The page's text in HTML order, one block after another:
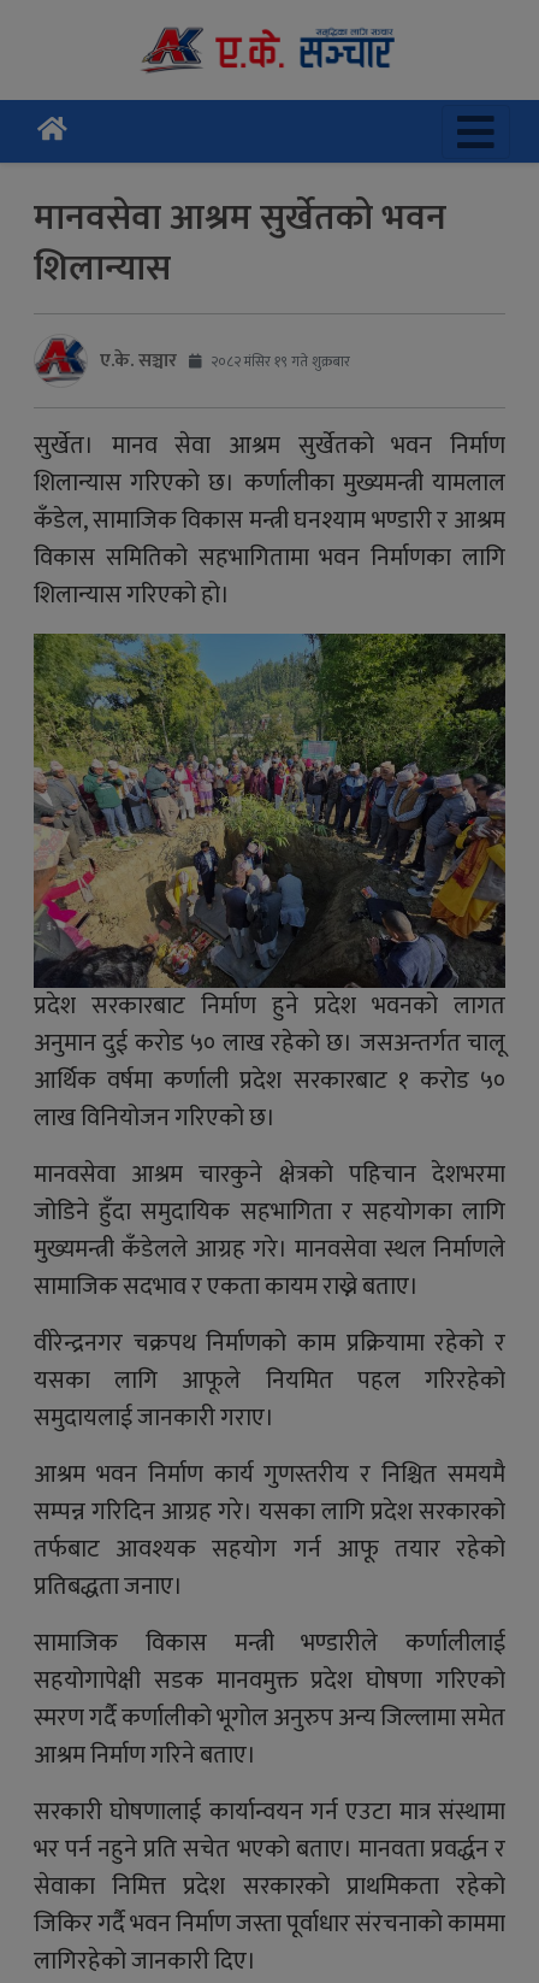
मानवसेवा आश्रम सुर्खेतको भवन
शिलान्यास
ए.के. सञ्चार २०८२ मंसिर १९ गते शुक्रबार
सुर्खेत। मानव सेवा आश्रम सुर्खेतको भवन निर्माण
शिलान्यास गरिएको छ। कर्णालीका मुख्यमन्त्री यामलाल
कँडेल, सामाजिक विकास मन्त्री घनश्याम भण्डारी र आश्रम
विकास समितिको सहभागितामा भवन निर्माणका लागि
शिलान्यास गरिएको हो।
प्रदेश सरकारबाट निर्माण हुने प्रदेश भवनको लागत
अनुमान दुई करोड ५० लाख रहेको छ। जसअन्तर्गत चालू
आर्थिक वर्षमा कर्णाली प्रदेश सरकारबाट १ करोड ५०
लाख विनियोजन गरिएको छ।
मानवसेवा आश्रम चारकुने क्षेत्रको पहिचान देशभरमा
जोडिने हुँदा समुदायिक सहभागिता र सहयोगका लागि
मुख्यमन्त्री कँडेलले आग्रह गरे। मानवसेवा स्थल निर्माणले
सामाजिक सदभाव र एकता कायम राख्ने बताए।
वीरेन्द्रनगर चक्रपथ निर्माणको काम प्रक्रियामा रहेको र
यसका लागि आफूले नियमित पहल गरिरहेको
समुदायलाई जानकारी गराए।
आश्रम भवन निर्माण कार्य गुणस्तरीय र निश्चित समयमै
सम्पन्न गरिदिन आग्रह गरे। यसका लागि प्रदेश सरकारको
तर्फबाट आवश्यक सहयोग गर्न आफू तयार रहेको
प्रतिबद्धता जनाए।
सामाजिक विकास मन्त्री भण्डारीले कर्णालीलाई
सहयोगापेक्षी सडक मानवमुक्त प्रदेश घोषणा गरिएको
स्मरण गर्दै कर्णालीको भूगोल अनुरुप अन्य जिल्लामा समेत
आश्रम निर्माण गरिने बताए।
सरकारी घोषणालाई कार्यान्वयन गर्न एउटा मात्र संस्थामा
भर पर्न नहुने प्रति सचेत भएको बताए। मानवता प्रवर्द्धन र
सेवाका निमित्त प्रदेश सरकारको प्राथमिकता रहेको
जिकिर गर्दै भवन निर्माण जस्ता पूर्वाधार संरचनाको काममा
लागिरहेको जानकारी दिए।